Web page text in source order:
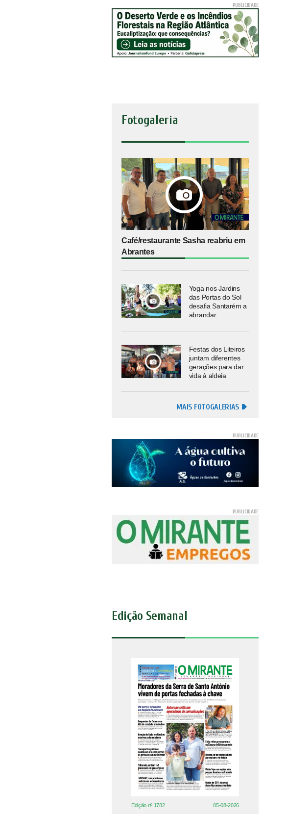
Fotogaleria
Café/restaurante Sasha reabriu em
Abrantes
Yoga nos Jardins
das Portas do Sol
desafia Santarém a
abrandar
Festas dos Liteiros
juntam diferentes
gerações para dar
vida à aldeia
MAIS FOTOGALERIAS
Edição Semanal
Edição nº 1782 05-08-2026